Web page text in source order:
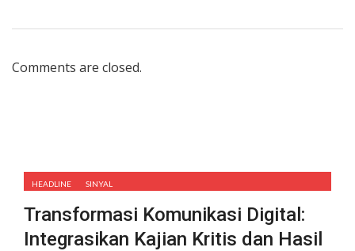
Comments are closed.
HEADLINE SINYAL
Transformasi Komunikasi Digital:
Integrasikan Kajian Kritis dan Hasil